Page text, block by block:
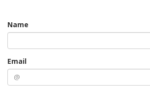
Name
Email